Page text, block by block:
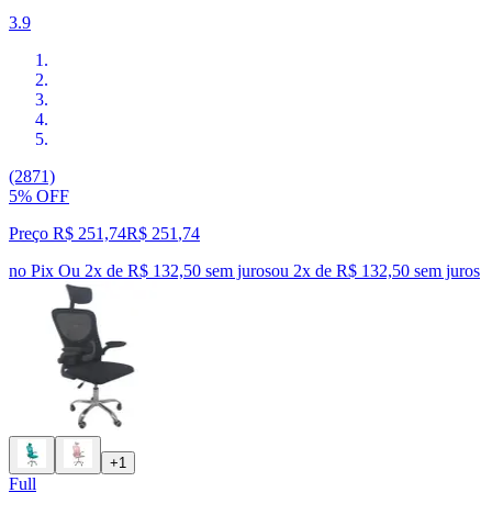
3.9
(2871)
5% OFF
Preço R$ 251,74R$ 251 ,74
no Pix Ou 2x de R$ 132,50 sem jurosou 2x de R$ 132,50 sem juros
+1
Full